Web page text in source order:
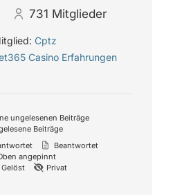
731 Mitglieder
Cptz
Casino Erfahrungen
ungelesenen Beiträge
Beiträge
Beantwortet
angepinnt
Gelöst
Privat